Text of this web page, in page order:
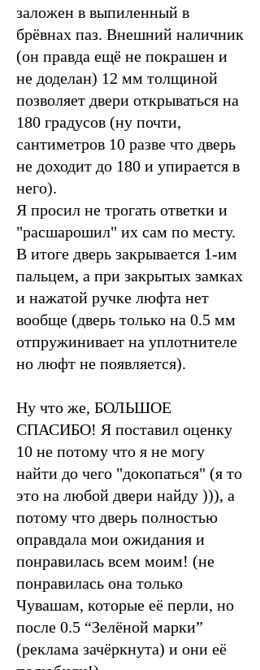
заложен в выпиленный в
брёвнах паз. Внешний наличник
(он правда ещё не покрашен и
не доделан) 12 мм толщиной
позволяет двери открываться на
180 градусов (ну почти,
сантиметров 10 разве что дверь
не доходит до 180 и упирается в
него).
Я просил не трогать ответки и
"расшарошил" их сам по месту.
В итоге дверь закрывается 1-им
пальцем, а при закрытых замках
и нажатой ручке люфта нет
вообще (дверь только на 0.5 мм
отпружинивает на уплотнителе
но люфт не появляется).
Ну что же, БОЛЬШОЕ
СПАСИБО! Я поставил оценку
10 не потому что я не могу
найти до чего "докопаться" (я то
это на любой двери найду ))), а
потому что дверь полностью
оправдала мои ожидания и
понравилась всем моим! (не
понравилась она только
Чувашам, которые её перли, но
после 0.5 “Зелёной марки”
(реклама зачёркнута) и они её